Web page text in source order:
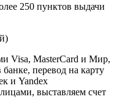
250 пунктов выдачи
Visa, MasterCard и Мир,
перевод на карту
и Yandex
выставляем счет